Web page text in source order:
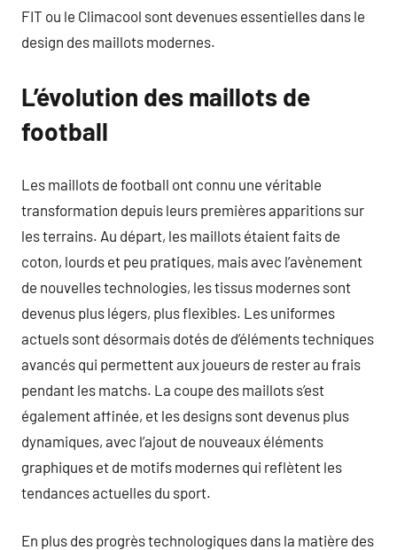
FIT ou le Climacool sont devenues essentielles dans le
design des maillots modernes.
L’évolution des maillots de
football
Les maillots de football ont connu une véritable
transformation depuis leurs premières apparitions sur
les terrains. Au départ, les maillots étaient faits de
coton, lourds et peu pratiques, mais avec l’avènement
de nouvelles technologies, les tissus modernes sont
devenus plus légers, plus flexibles. Les uniformes
actuels sont désormais dotés de d’éléments techniques
avancés qui permettent aux joueurs de rester au frais
pendant les matchs. La coupe des maillots s’est
également affinée, et les designs sont devenus plus
dynamiques, avec l’ajout de nouveaux éléments
graphiques et de motifs modernes qui reflètent les
tendances actuelles du sport.
En plus des progrès technologiques dans la matière des